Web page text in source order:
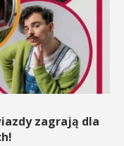
zagrają dla